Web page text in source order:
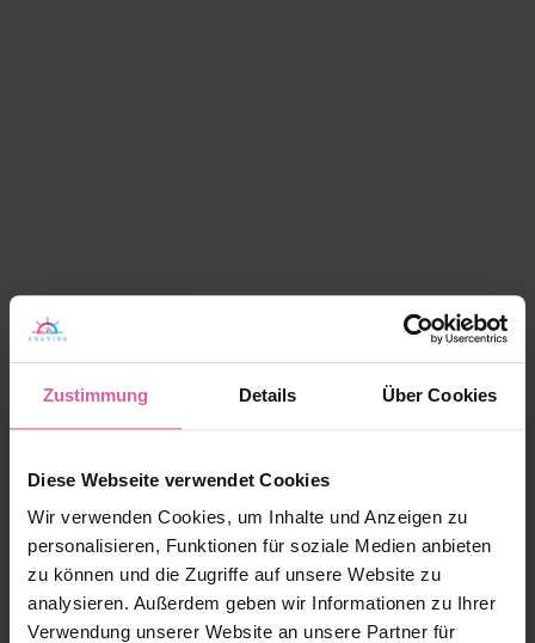
Zustimmung Details Über Cookies
Diese Webseite verwendet Cookies
Wir verwenden Cookies, um Inhalte und Anzeigen zu
personalisieren, Funktionen für soziale Medien anbieten
zu können und die Zugriffe auf unsere Website zu
analysieren. Außerdem geben wir Informationen zu Ihrer
Verwendung unserer Website an unsere Partner für